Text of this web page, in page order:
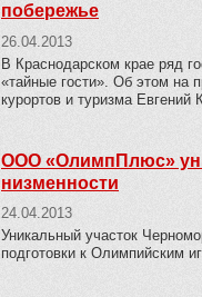
побережье
26.04.2013
В Краснодарском крае ряд
«тайные гости». Об этом на
курортов и туризма Евгений
ООО «ОлимпПлюс»
низменности
24.04.2013
Уникальный участок
подготовки к Олимпийским